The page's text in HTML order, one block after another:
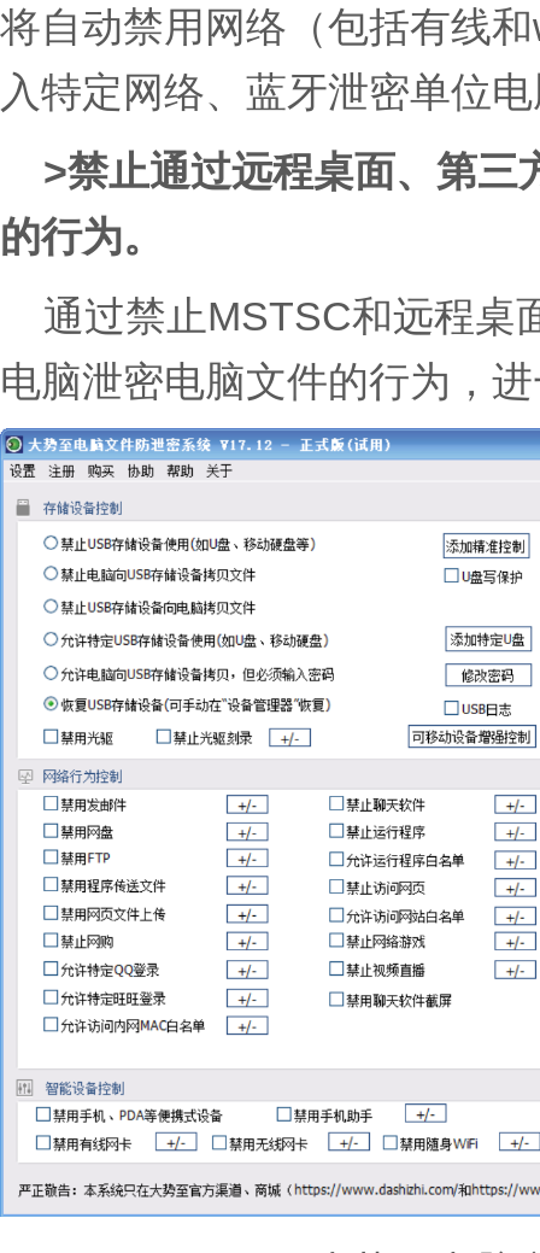
将自动禁用网络（包括有线
入特定网络、蓝牙泄密单位
>禁止通过远程桌面、第三
的行为。
通过禁止MSTSC和远程桌
电脑泄密电脑文件的行为，